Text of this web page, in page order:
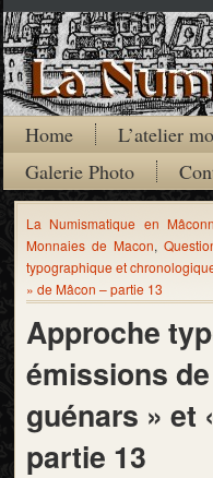
Home L’atelier
Galerie Photo
La Numismatique en
Monnaies de Macon,
typographique et
» de Mâcon – partie 13
Approche
émissions
guénars » et
partie 13